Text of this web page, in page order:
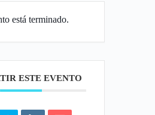
está terminado.
ESTE EVENTO